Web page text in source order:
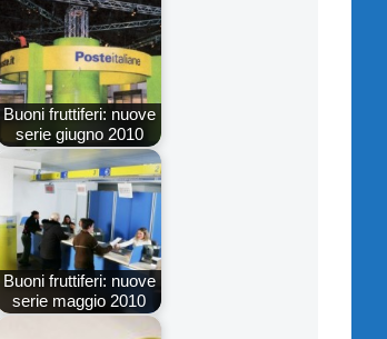
Buoni fruttiferi: nuove
serie giugno 2010
Buoni fruttiferi: nuove
serie maggio 2010